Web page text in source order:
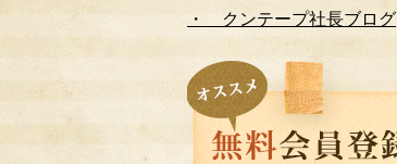
・ クンテープ社長ブログ